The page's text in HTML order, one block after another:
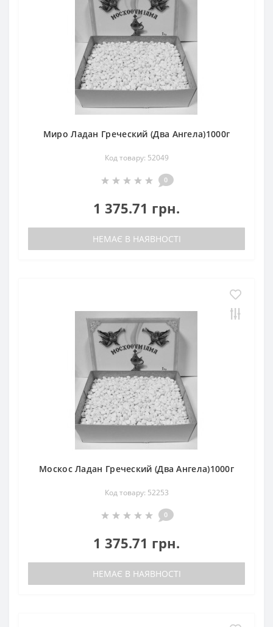
Миро Ладан Греческий (Два Ангела)1000г
Код товару: 52049
0
1 375.71 грн.
НЕМАЄ В НАЯВНОСТІ
Москос Ладан Греческий (Два Ангела)1000г
Код товару: 52253
0
1 375.71 грн.
НЕМАЄ В НАЯВНОСТІ